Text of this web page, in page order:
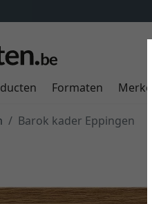
Formaten Merken
Barok kader Eppingen